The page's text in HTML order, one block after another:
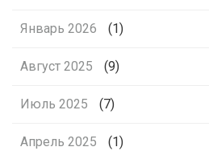
Январь 2026 (1)
Август 2025 (9)
Июль 2025 (7)
Апрель 2025 (1)